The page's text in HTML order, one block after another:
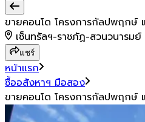
ขายคอนโด โครงการกัลปพฤกษ์
เซ็นทรัลฯ-ราชภัฏ-สวนวนารมย์
แชร์
หน้าแรก
ซื้ออสังหาฯ มือสอง
ขายคอนโด โครงการกัลปพฤกษ์